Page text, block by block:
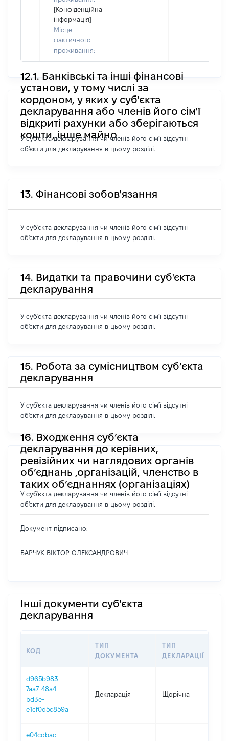
[Конфіденційна
інформація]
Місце
фактичного
проживання:
12.1. Банківські та інші фінансові
установи, у тому числі за
кордоном, у яких у суб'єкта
декларування або членів його сім'ї
відкриті рахунки або зберігаються
кошти, інше майно
У суб'єкта декларування чи членів його сім'ї відсутні
об'єкти для декларування в цьому розділі.
13. Фінансові зобов'язання
У суб'єкта декларування чи членів його сім'ї відсутні
об'єкти для декларування в цьому розділі.
14. Видатки та правочини суб'єкта
декларування
У суб'єкта декларування чи членів його сім'ї відсутні
об'єкти для декларування в цьому розділі.
15. Робота за сумісництвом суб’єкта
декларування
У суб'єкта декларування чи членів його сім'ї відсутні
об'єкти для декларування в цьому розділі.
16. Входження суб’єкта
декларування до керівних,
ревізійних чи наглядових органів
об’єднань ,організацій, членство в
таких об’єднаннях (організаціях)
У суб'єкта декларування чи членів його сім'ї відсутні
об'єкти для декларування в цьому розділі.
Документ підписано:
БАРЧУК ВІКТОР ОЛЕКСАНДРОВИЧ
Інші документи суб'єкта
декларування
КОД
ТИП
ДОКУМЕНТА
ТИП
ДЕКЛАРАЦІЇ
d965b983-
7aa7-48a4-
bd3e-
e1cf0d5c859a
Декларація Щорічна
e04cdbac-